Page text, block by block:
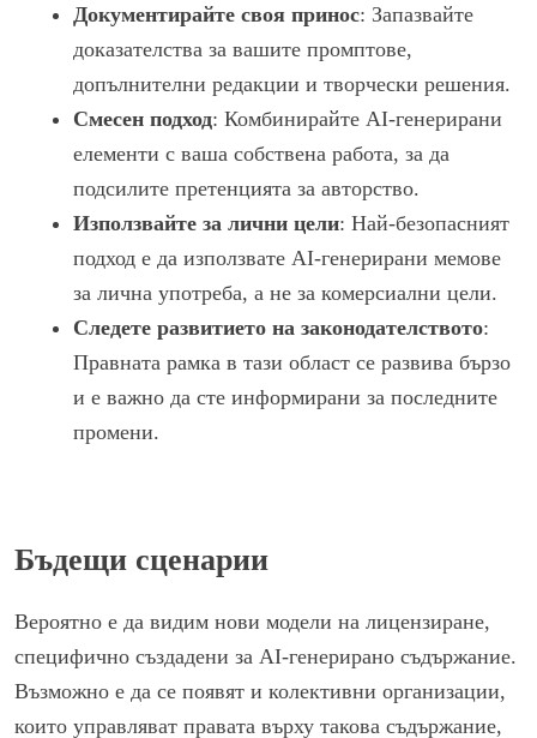
Документирайте своя принос: Запазвайте
доказателства за вашите промптове,
допълнителни редакции и творчески решения.
Смесен подход: Комбинирайте AI-генерирани
елементи с ваша собствена работа, за да
подсилите претенцията за авторство.
Използвайте за лични цели: Най-безопасният
подход е да използвате AI-генерирани мемове
за лична употреба, а не за комерсиални цели.
Следете развитието на законодателството:
Правната рамка в тази област се развива бързо
и е важно да сте информирани за последните
промени.
Бъдещи сценарии
Вероятно е да видим нови модели на лицензиране,
специфично създадени за AI-генерирано съдържание.
Възможно е да се появят и колективни организации,
които управляват правата върху такова съдържание,